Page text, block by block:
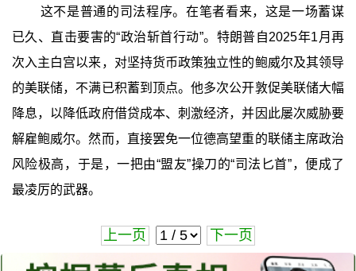
这不是普通的司法程序。在笔者看来，这是一场蓄谋
已久、直击要害的“政治斩首行动”。特朗普自2025年1月再
次入主白宫以来，对坚持货币政策独立性的鲍威尔及其领导
的美联储，不满已积蓄到顶点。他多次公开敦促美联储大幅
降息，以降低政府借贷成本、刺激经济，并因此屡次威胁要
解雇鲍威尔。然而，直接罢免一位德高望重的联储主席政治
风险极高，于是，一把由“盟友”操刀的“司法匕首”，便成了
最凌厉的武器。
上一页 下一页